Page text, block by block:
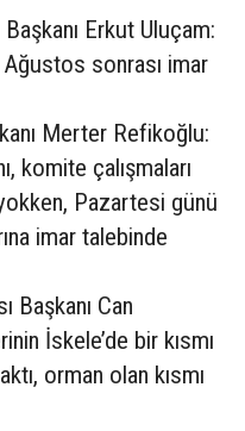
Erkut Uluçam:
Ağustos sonrası imar
Merter Refikoğlu:
komite çalışmaları
Pazartesi günü
imar talebinde
Başkanı Can
İskele’de bir kısmı
orman olan kısmı